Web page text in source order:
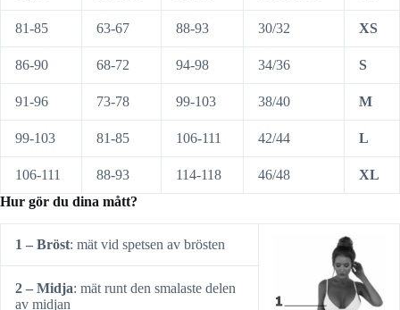
81-85 63-67 88-93 30/32 XS
86-90 68-72 94-98 34/36 S
91-96 73-78 99-103 38/40 M
99-103 81-85 106-111 42/44 L
106-111 88-93 114-118 46/48
XL
Hur gör du dina mått?
1 – Bröst: mät vid spetsen av brösten
2 – Midja: mät runt den smalaste delen
av midjan